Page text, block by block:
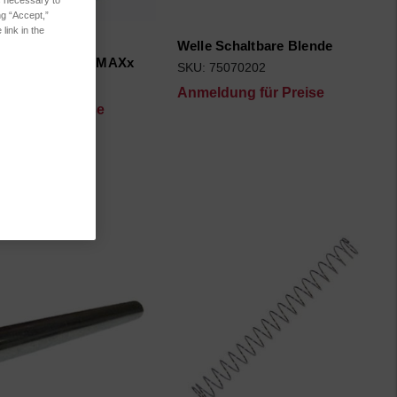
/ LAB + MAXx
für Preise
Welle Schaltbare Blende
SKU: 75070202
Anmeldung für Preise
“Accept,”
link in the